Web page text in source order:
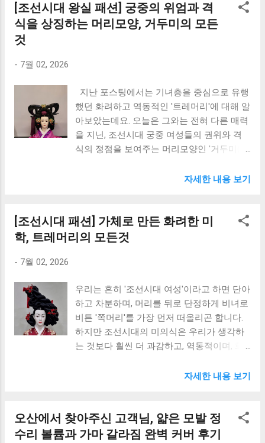
매출액 기준 충족) 상시 근로자 수 기준 충족
(광업·제조업·건설업·운...
게 제한되었음을 알 수 있습니다. 즉, 머리가 높을수록, 그리
고 모양이 화려할수록 상위 계층의 귀부인임을 뜻했으며, 이
는 단순한 미적 추구를 넘어 사회적 질서를 유지하고 신분을
라의 결발 문화는 당대 지배층의 권력 구조를 이해하는 데 핵
기법 신라시대 여성들의 헤어스타일에서 가장 두드러진 특징
은 자신의 실제 머리...
모양: 역동성과 기개 백제의 머리 모양: 우아함과 세련된 미학
신라의 머리 모양: 화려함과 사회적 신분의 상징 삼국시대 가
발과 장신구의 독창적 활용 현대 미용에서 재해석되는 삼국
시대 고전머리 1. 고구려의 머리 모양: 역동성과 기개 고구려
의 헤어스타일은 광활한 대륙을 누비던 기상과 역동적인 생
있듯, 고구려 사람들은 주로 머리를 땋아 올리거나 정수리 위
로 틀어 묶는 상투를 보편적으로 사용했습니다. 남녀노소 불
문하고 활동성을 강조한 형태가 주를 이뤘으며, 기마 민족의
특성상 격렬한 움직임에도 머리가 흐트러지지 않도록 단단하
게 고정하는 실용적인 기술이 발달했습니다. 특히 미혼과 기
투구를 착용하기 용이하도록 정수리 부근에 밀집된 형태의
품고 있으며, 현대의 업스타일 디자인에도 영감을 주는 훌륭
한 역사적 원형 자산이 되고 있습니다. 2. 백제의 머리 모양:
에 있으며, 이는 고스란히 당시의 헤어스타일과 미용 기술로
늘어뜨리거나, 정수리 위에서 정교하게 빗어 올려 거대한 하
나의 형태를 만드는 독창적인 방식...
[조선시대 왕실 패션] 궁중의 위엄과 격
식을 상징하는 머리모양, 거두미의 모든
것
- 7월 02, 2026
지난 포스팅에서는 기녀층을 중심으로 유행
했던 화려하고 역동적인 '트레머리'에 대해 알
아보았는데요. 오늘은 그와는 전혀 다른 매력
을 지닌, 조선시대 궁중 여성들의 권위와 격
식의 정점을 보여주는 머리모양인 '거두미(擧
드라마나 영화를 보면 궁궐 안의 왕비나 세자
다란 나무 틀을 얹은 듯한 이 독특한 스타일
은 단순히 아름다움을 뽐내기 위한 것이 아니
고 있을까요? 거두미의 정의부터 구조, 가체
금지령과의 관계, 그리고 현대적 의미까지 5
가지 핵심 목차를 통해 조선 왕실의 미학을
낱낱이 파헤쳐 보겠습니다! 조선시대 머리모
양 "거두미" 목차 거두미(떠구지머리)란 무엇
특징: 웅장함과 대칭의 미학 가체금지령이 낳
디어 속 거두미의 재현과 문화적 가치 1. 거두
미(떠구지머리)란 무엇인가? 정의와 유래 '거
자세한 내용 보기
[조선시대 패션] 가체로 만든 화려한 미
학, 트레머리의 모든것
- 7월 02, 2026
우리는 흔히 '조선시대 여성'이라고 하면 단아
하고 차분하며, 머리를 뒤로 단정하게 비녀로
비튼 '쪽머리'를 가장 먼저 떠올리곤 합니다.
하지만 조선시대의 미의식은 우리가 생각하
는 것보다 훨씬 더 과감하고, 역동적이며, 화
인 중심에 바로 오늘 소개해 드릴 '트레머
여성들의 사회적 지위, 예술적 감각, 그리고
미를 향한 끝없는 열망을 그대로 담고 있습니
자세한 내용 보기
오산에서 찾아주신 고객님, 얇은 모발 정
수리 볼륨과 가마 갈라짐 완벽 커버 후기